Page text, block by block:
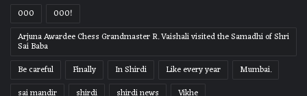
000
000!
Arjuna Awardee Chess Grandmaster R. Vaishali visited the Samadhi of Shri
Sai Baba
Be careful
Finally In Shirdi Like every year
Mumbai.
sai mandir
shirdi shirdi news
Vikhe